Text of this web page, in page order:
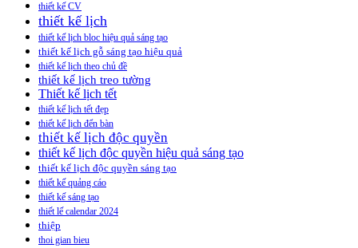
thiết kế CV
thiết kế lịch
thiết kế lịch bloc hiệu quả sáng tạo
thiết kế lịch gỗ sáng tạo hiệu quả
thiết kế lịch theo chủ đề
thiết kế lịch treo tường
Thiết kế lịch tết
thiết kế lịch tết đẹp
thiết kế lịch đển bàn
thiết kế lịch độc quyền
thiết kế lịch độc quyền hiệu quả sáng tạo
thiết kế lịch độc quyền sáng tạo
thiết kế quảng cáo
thiết kế sáng tạo
thiết lế calendar 2024
thiệp
thoi gian bieu